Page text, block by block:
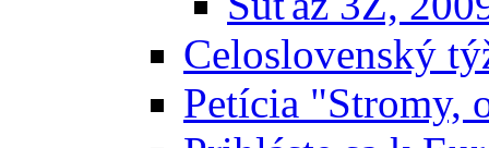
Celoslovenský
Petícia "Stromy,